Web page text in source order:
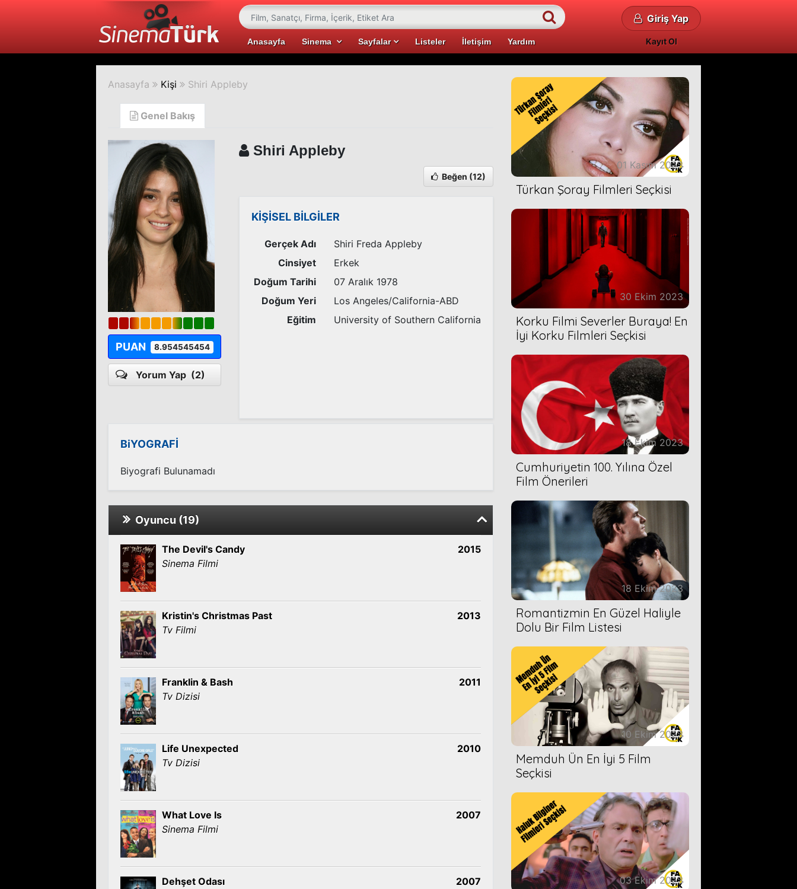
Anasayfa Sinema Sayfalar Listeler İletişim Yardım
Giriş Yap
Kayıt Ol
Anasayfa Kişi Shiri Appleby
Genel Bakış
PUAN 8.954545454
Yorum Yap (2)
Shiri Appleby
Beğen (12)
KİŞİSEL BİLGİLER
Gerçek Adı
Shiri Freda Appleby
Cinsiyet
Erkek
Doğum Tarihi
07 Aralık 1978
Doğum Yeri
Los Angeles/California-ABD
Eğitim
University of Southern California
BiYOGRAFİ
Biyografi Bulunamadı
Oyuncu (19)
The Devil's Candy
Sinema Filmi
2015
Kristin's Christmas Past
Tv Filmi
2013
Franklin & Bash
Tv Dizisi
2011
Life Unexpected
Tv Dizisi
2010
What Love Is
Sinema Filmi
2007
Dehşet Odası
2007
01 Kasım 2023
Türkan Şoray Filmleri Seçkisi
30 Ekim 2023
Korku Filmi Severler Buraya! En
İyi Korku Filmleri Seçkisi
18 Ekim 2023
Cumhuriyetin 100. Yılına Özel
Film Önerileri
18 Ekim 2023
Romantizmin En Güzel Haliyle
Dolu Bir Film Listesi
10 Ekim 2023
Memduh Ün En İyi 5 Film
Seçkisi
03 Ekim 2023